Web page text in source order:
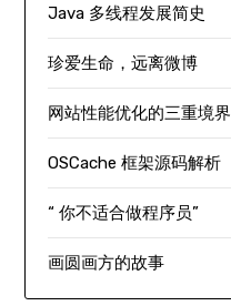
Java 多线程发展简史
珍爱生命，远离微博
网站性能优化的三重境界
OSCache 框架源码解析
“ 你不适合做程序员”
画圆画方的故事